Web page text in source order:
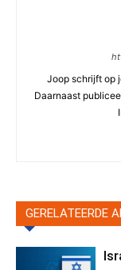
Joop schrijft op
Daarnaast
GERELATEERDE